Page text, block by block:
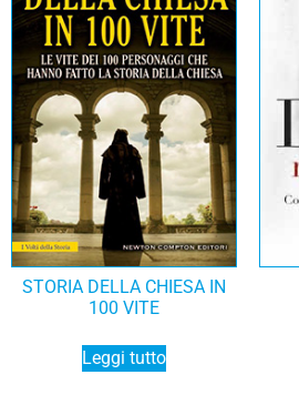
STORIA DELLA CHIESA IN
100 VITE
Leggi tutto